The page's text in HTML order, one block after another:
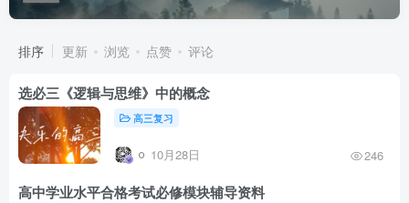
排序 更新 浏览 点赞 评论
选必三《逻辑与思维》中的概念
高三复习
10月28日 246
高中学业水平合格考试必修模块辅导资料